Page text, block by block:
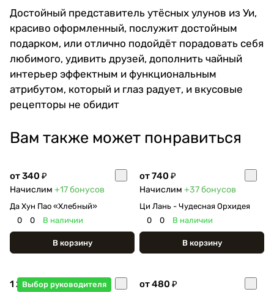
Достойный представитель утёсных улунов из Уи,
красиво оформленный, послужит достойным
подарком, или отлично подойдёт порадовать себя
любимого, удивить друзей, дополнить чайный
интерьер эффектным и функциональным
атрибутом, который и глаз радует, и вкусовые
рецепторы не обидит
Вам также может понравиться
от 340 ₽
Начислим +17бонусов
Да Хун Пао «Хлебный»
0
0 В наличии
В корзину
от 740 ₽
Начислим +37бонусов
Ци Лань - Чудесная Орхидея
0
0 В наличии
В корзину
Выбор руководителя
1 250 ₽ от 480 ₽